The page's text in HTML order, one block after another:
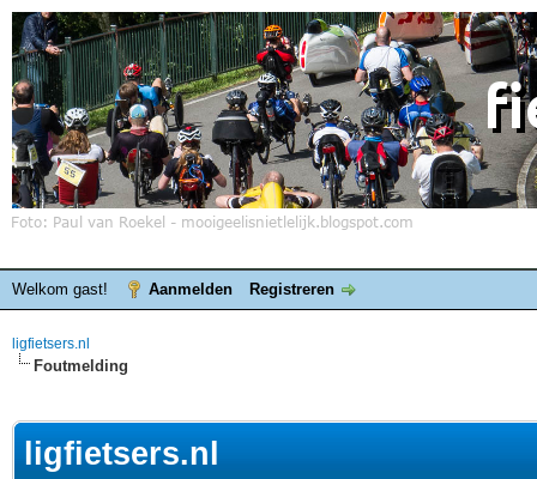
Welkom gast! Aanmelden Registreren
ligfietsers.nl
Foutmelding
ligfietsers.nl